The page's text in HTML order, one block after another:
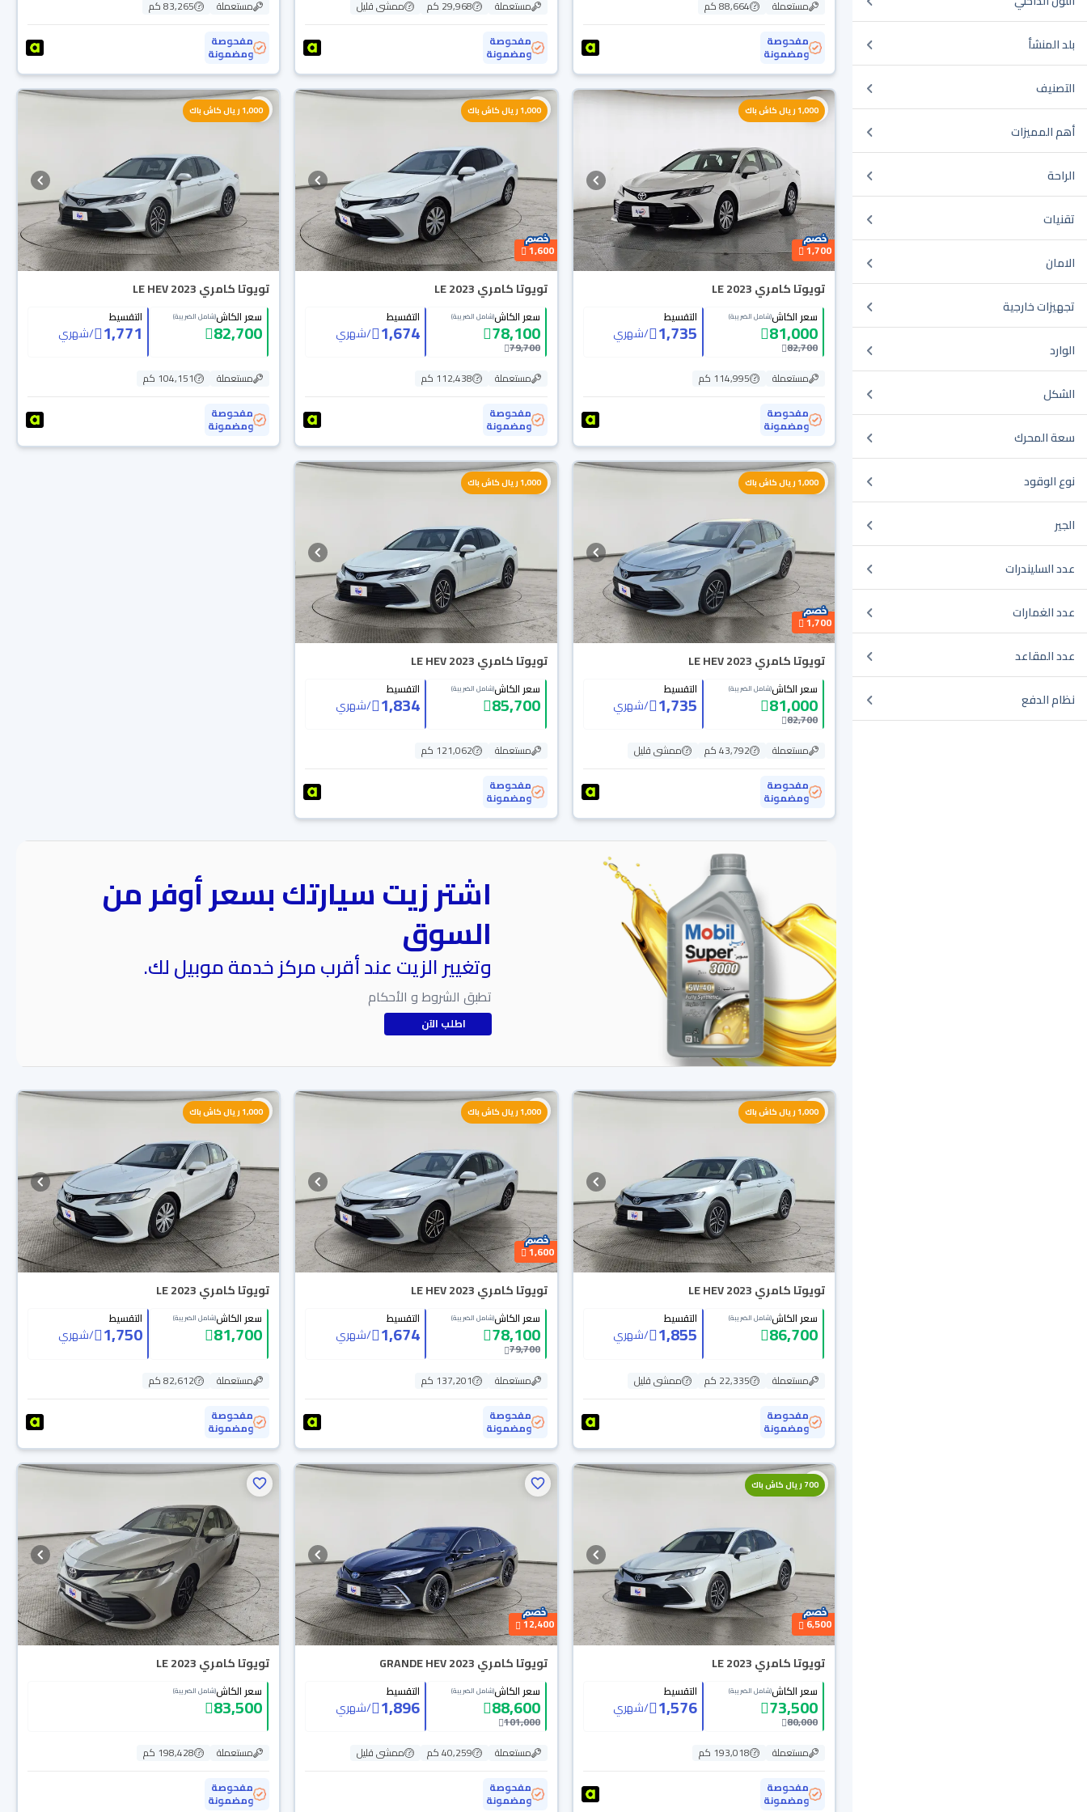
بلد المنشأ
التصنيف
أهم المميزات
الراحة
تقنيات
الامان
تجهيزات خارجية
الوارد
الشكل
سعة المحرك
نوع الوقود
الجير
عدد السليندرات
عدد الغمارات
عدد المقاعد
نظام الدفع
مستعملة
88,664 كم
مفحوصة
ومضمونة
مستعملة 29,968 كم
ممشى قليل
مفحوصة
ومضمونة
مستعملة
83,265 كم
مفحوصة
ومضمونة
1,000 ريال كاش باك
1,700
تويوتا كامري LE 2023
سعر الكاش(شامل الضريبة)
81,000
82,700
التقسيط
1,735
/شهري
مستعملة
114,995 كم
مفحوصة
ومضمونة
1,000 ريال كاش باك
1,600
تويوتا كامري LE 2023
سعر الكاش(شامل الضريبة)
78,100
79,700
التقسيط
1,674
/شهري
مستعملة
112,438 كم
مفحوصة
ومضمونة
1,000 ريال كاش باك
تويوتا كامري LE HEV 2023
سعر الكاش(شامل الضريبة)
82,700
التقسيط
1,771
/شهري
مستعملة
104,151 كم
مفحوصة
ومضمونة
1,000 ريال كاش باك
1,700
تويوتا كامري LE HEV 2023
سعر الكاش(شامل الضريبة)
81,000
82,700
التقسيط
1,735
/شهري
مستعملة 43,792 كم
ممشى قليل
مفحوصة
ومضمونة
1,000 ريال كاش باك
تويوتا كامري LE HEV 2023
سعر الكاش(شامل الضريبة)
85,700
التقسيط
1,834
/شهري
مستعملة
121,062 كم
مفحوصة
ومضمونة
اشتر زيت سيارتك بسعر أوفر من
السوق
وتغيير الزيت عند أقرب مركز خدمة موبيل لك.
تطبق الشروط و الأحكام
اطلب الآن
1,000 ريال كاش باك
تويوتا كامري LE HEV 2023
سعر الكاش(شامل الضريبة)
86,700
التقسيط
1,855
/شهري
مستعملة 22,335 كم
ممشى قليل
مفحوصة
ومضمونة
1,000 ريال كاش باك
1,600
تويوتا كامري LE HEV 2023
سعر الكاش(شامل الضريبة)
78,100
79,700
التقسيط
1,674
/شهري
مستعملة
137,201 كم
مفحوصة
ومضمونة
1,000 ريال كاش باك
تويوتا كامري LE 2023
سعر الكاش(شامل الضريبة)
81,700
التقسيط
1,750
/شهري
مستعملة
82,612 كم
مفحوصة
ومضمونة
700 ريال كاش باك
6,500
تويوتا كامري LE 2023
سعر الكاش(شامل الضريبة)
73,500
80,000
التقسيط
1,576
/شهري
مستعملة
193,018 كم
مفحوصة
ومضمونة
12,400
تويوتا كامري GRANDE HEV 2023
سعر الكاش(شامل الضريبة)
88,600
101,000
التقسيط
1,896
/شهري
مستعملة 40,259 كم
ممشى قليل
مفحوصة
ومضمونة
تويوتا كامري LE 2023
سعر الكاش(شامل الضريبة)
83,500
مستعملة
198,428 كم
مفحوصة
ومضمونة